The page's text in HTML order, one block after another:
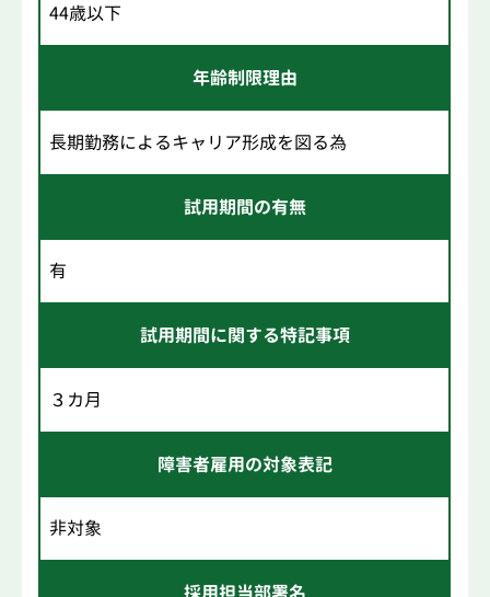
44歳以下
年齢制限理由
長期勤務によるキャリア形成を図る為
試用期間の有無
有
試用期間に関する特記事項
３カ月
障害者雇用の対象表記
非対象